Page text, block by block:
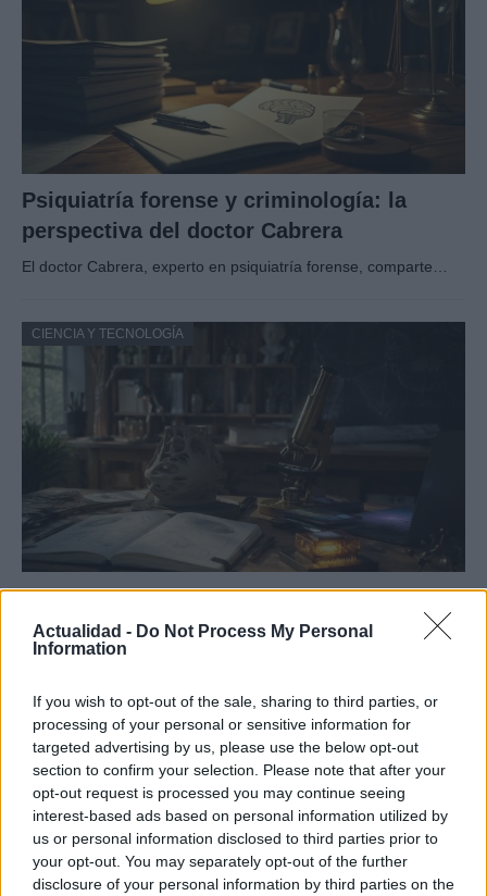
Actualidad - Do Not Process My Personal
Information
If you wish to opt-out of the sale, sharing to third parties, or
processing of your personal or sensitive information for
targeted advertising by us, please use the below opt-out
section to confirm your selection. Please note that after your
opt-out request is processed you may continue seeing
interest-based ads based on personal information utilized by
us or personal information disclosed to third parties prior to
your opt-out. You may separately opt-out of the further
disclosure of your personal information by third parties on the
Psiquiatría forense y criminología: la
perspectiva del doctor Cabrera
El doctor Cabrera, experto en psiquiatría forense, comparte…
CIENCIA Y TECNOLOGÍA
Guía para definir intereses y
competencias en carreras STEAM
CIENCIA Y TECNOLOGÍA